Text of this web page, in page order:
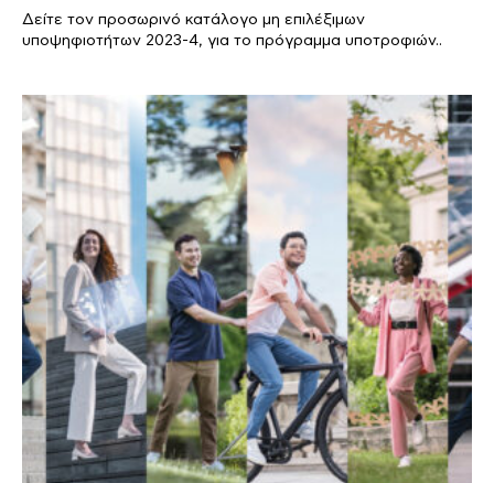
Δείτε τον προσωρινό κατάλογο μη επιλέξιμων
υποψηφιοτήτων 2023-4, για το πρόγραμμα υποτροφιών..